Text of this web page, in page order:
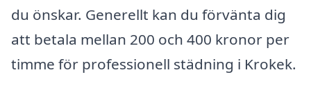
du önskar. Generellt kan du förvänta dig
att betala mellan 200 och 400 kronor per
timme för professionell städning i Krokek.